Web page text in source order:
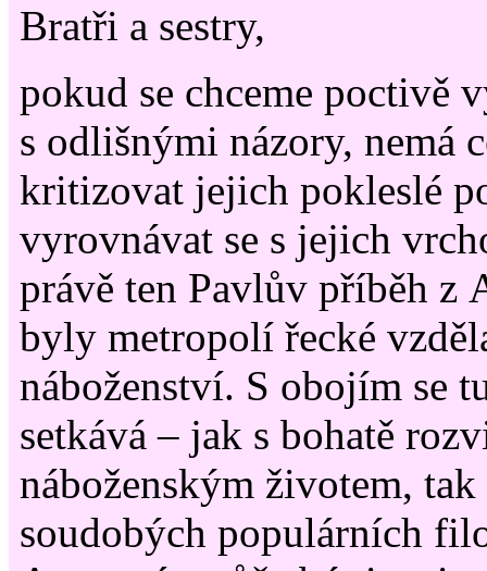
Bratři a sestry,
pokud se chceme poctivě
s odlišnými názory, nemá
kritizovat jejich pokleslé
vyrovnávat se s jejich
právě ten Pavlův příběh z
byly metropolí řecké
náboženství. S obojím se
setkává – jak s bohatě
náboženským životem, tak
soudobých populárních